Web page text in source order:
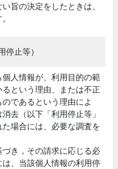
旨の決定をしたときは、
止等）
個人情報が、利用目的の範
という理由、または不正
であるという理由によ
去（以下「利用停止等」
場合には、必要な調査を
づき，その請求に応じる必
、当該個人情報の利用停